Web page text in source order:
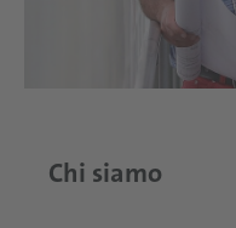
Chi siamo